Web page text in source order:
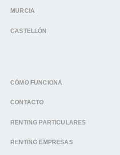
MURCIA
CASTELLÓN
CÓMO FUNCIONA
CONTACTO
RENTING PARTICULARES
RENTING EMPRESAS